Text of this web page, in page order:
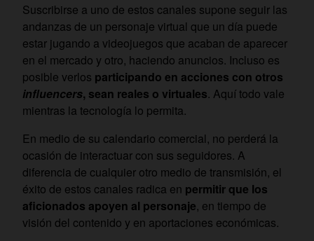
Suscribirse a uno de estos canales supone seguir las
andanzas de un personaje virtual que un día puede
estar jugando a videojuegos que acaban de aparecer
en el mercado y otro, haciendo anuncios. Incluso es
posible verlos participando en acciones con otros
influencers, sean reales o virtuales. Aquí todo vale
mientras la tecnología lo permita.
En medio de su calendario comercial, no perderá la
ocasión de interactuar con sus seguidores. A
diferencia de cualquier otro medio de transmisión, el
éxito de estos canales radica en permitir que los
aficionados apoyen al personaje, en tiempo de
visión del contenido y en aportaciones económicas.